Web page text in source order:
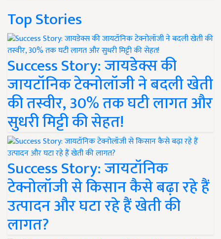
Top Stories
Success Story: जायडेक्स की
जायटॉनिक टेक्नोलॉजी ने बदली खेती
की तस्वीर, 30% तक घटी लागत और
सुधरी मिट्टी की सेहत!
Success Story: जायटॉनिक
टेक्नोलॉजी से किसान कैसे बढ़ा रहे हैं
उत्पादन और घटा रहे हैं खेती की
लागत?